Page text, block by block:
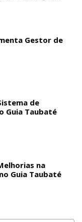
Gestor de
de
Guia Taubaté
na
Guia Taubaté